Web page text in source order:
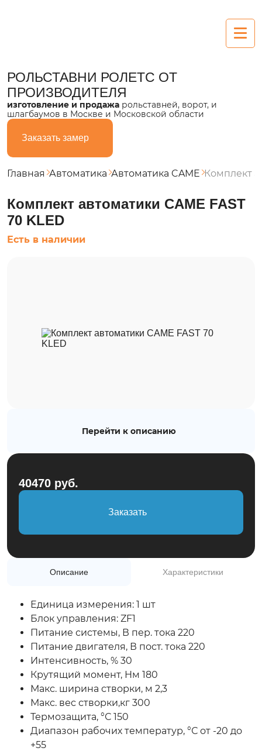
Алюминиевые
Пластиковые
Из поликарбоната
Секционные
Въездные
Заборы
Контакты
+7(495)975-50-77
РОЛЬСТАВНИ РОЛЕТС ОТ
ПРОИЗВОДИТЕЛЯ
изготовление и продажа рольставней, ворот, и
шлагбаумов в Москве и Московской области
Заказать замер
Главная Автоматика Автоматика CAME Комплект
Комплект автоматики CAME FAST
70 KLED
Есть в наличии
Перейти к описанию
40470 руб.
Заказать
Описание Характеристики
Единица измерения: 1 шт
Блок управления: ZF1
Питание системы, В пер. тока 220
Питание двигателя, В пост. тока 220
Интенсивность, % 30
Крутящий момент, Нм 180
Макс. ширина створки, м 2,3
Макс. вес створки,кг 300
Термозащита, °С 150
Диапазон рабочих температур, °С от -20 до
+55